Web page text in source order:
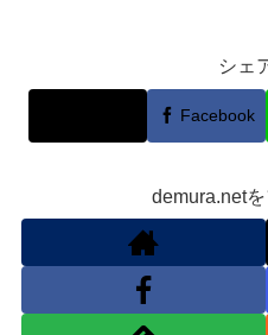
シェ
Facebook
demura.net